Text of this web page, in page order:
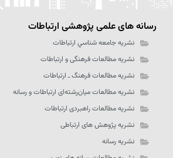
رسانه های علمی پژوهشی ارتباطات
نشریه جامعه شناسي ارتباطات
نشریه مطالعات فرهنگی و ارتباطات
نشریه مطالعات فرهنگ ـ‌ ارتباطات
نشریه مطالعات میان‌رشته‌ای ارتباطات و رسانه
نشریه مطالعات راهبردی ارتباطات
نشریه پژوهش های ارتباطی
نشریه رسانه